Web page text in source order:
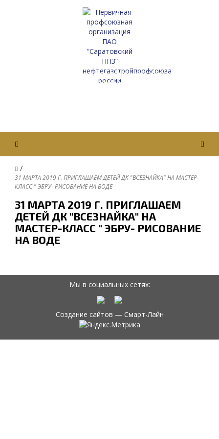
Первичная профсоюзная организация
ПАО “Саратовский НПЗ”
/
31 МАРТА 2019 Г. ПРИГЛАШАЕМ ДЕТЕЙ ДК "ВСЕЗНАЙКА" НА МАСТЕР-
КЛАСС " ЭБРУ- РИСОВАНИЕ НА ВОДЕ
31 МАРТА 2019 Г. ПРИГЛАШАЕМ
ДЕТЕЙ ДК "ВСЕЗНАЙКА" НА
МАСТЕР-КЛАСС " ЭБРУ- РИСОВАНИЕ
НА ВОДЕ
Мы в социальных сетях:
Создание сайтов — Смарт-Лайн